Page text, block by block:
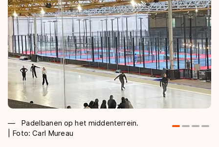
Padelbanen op het middenterrein.
| Foto: Carl Mureau